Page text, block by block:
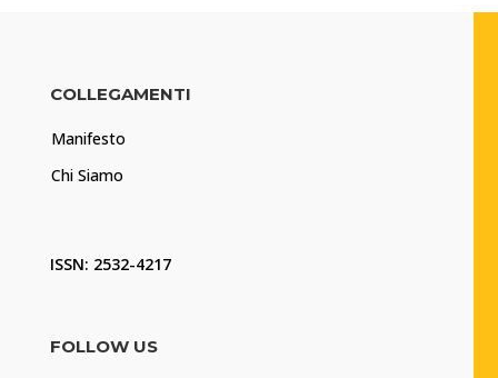
COLLEGAMENTI
Manifesto
Chi Siamo
ISSN: 2532-4217
FOLLOW US